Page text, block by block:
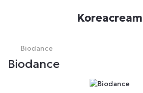
Koreacream
Biodance
Biodance